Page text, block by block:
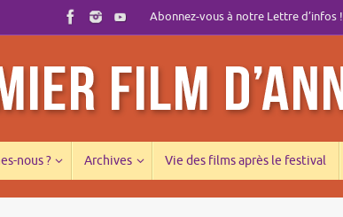
Abonnez-vous à notre Lettre d’infos !
nous ? Archives Vie des films après le festival